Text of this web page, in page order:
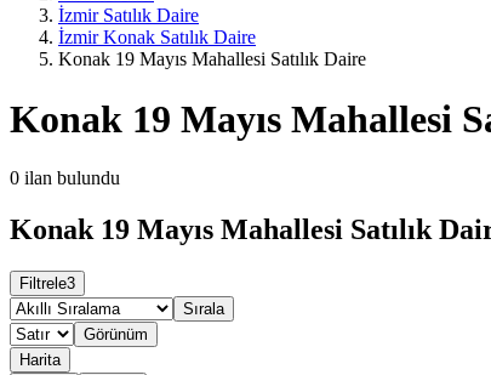
İzmir Satılık Daire
İzmir Konak Satılık Daire
Konak 19 Mayıs Mahallesi Satılık Daire
Konak 19 Mayıs Mahallesi
0 ilan bulundu
Konak 19 Mayıs Mahallesi Satılık
Filtrele3
Sırala
Görünüm
Harita